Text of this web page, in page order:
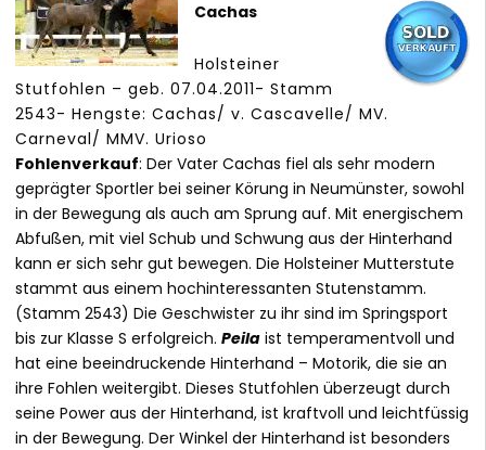
Cachas
Holsteiner
Stutfohlen – geb. 07.04.2011- Stamm
2543- Hengste: Cachas/ v. Cascavelle/ MV.
Carneval/ MMV. Urioso
Fohlenverkauf: Der Vater Cachas fiel als sehr modern
geprägter Sportler bei seiner Körung in Neumünster, sowohl
in der Bewegung als auch am Sprung auf. Mit energischem
Abfußen, mit viel Schub und Schwung aus der Hinterhand
kann er sich sehr gut bewegen. Die Holsteiner Mutterstute
stammt aus einem hochinteressanten Stutenstamm.
(Stamm 2543) Die Geschwister zu ihr sind im Springsport
bis zur Klasse S erfolgreich. Peila ist temperamentvoll und
hat eine beeindruckende Hinterhand – Motorik, die sie an
ihre Fohlen weitergibt. Dieses Stutfohlen überzeugt durch
seine Power aus der Hinterhand, ist kraftvoll und leichtfüssig
in der Bewegung. Der Winkel der Hinterhand ist besonders